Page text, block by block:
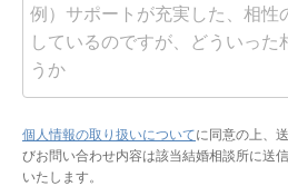
個人情報の取り扱いについてに同意の上、
びお問い合わせ内容は該当結婚相談所に送
いたします。